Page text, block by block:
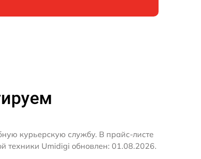
курьерскую службу. В прайс-листе
техники Umidigi обновлен: 01.08.2026.